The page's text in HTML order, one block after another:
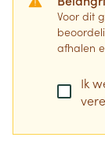
Voor dit
afhalen
Ik